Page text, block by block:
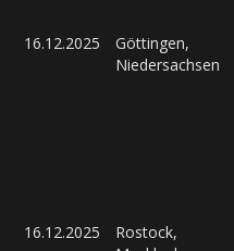
16.12.2025
Göttingen,
Niedersachsen
16.12.2025
Rostock,